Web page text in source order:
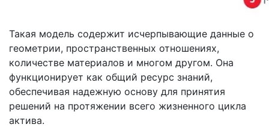
Такая модель содержит исчерпывающие данные о
геометрии, пространственных отношениях,
количестве материалов и многом другом. Она
функционирует как общий ресурс знаний,
обеспечивая надежную основу для принятия
решений на протяжении всего жизненного цикла
актива.